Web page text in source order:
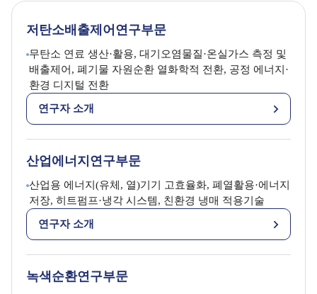
저탄소배출제어연구부문
무탄소 연료 생산·활용, 대기오염물질·온실가스 측정 및
배출제어, 폐기물 자원순환 열화학적 전환, 공정 에너지·
환경 디지털 전환
연구자 소개
산업에너지연구부문
산업용 에너지(유체, 열)기기 고효율화, 폐열활용·에너지
저장, 히트펌프·냉각 시스템, 친환경 냉매 적용기술
연구자 소개
녹색순환연구부문